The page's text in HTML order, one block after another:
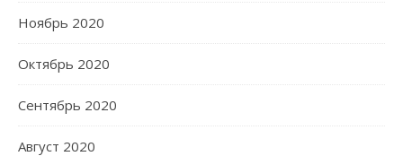
Ноябрь 2020
Октябрь 2020
Сентябрь 2020
Август 2020